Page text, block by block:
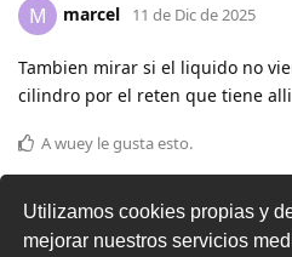
Utilizamos cookies propias y
mejorar nuestros servicios
M marcel 11 de Dic de 2025
Tambien mirar si el liquido no
cilindro por el reten que tiene
Awuey le gusta esto.